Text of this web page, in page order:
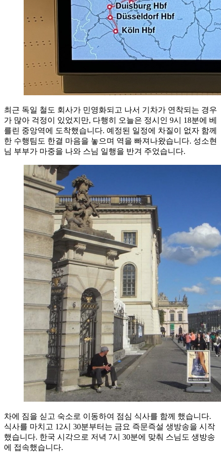
최근 독일 철도 회사가 민영화되고 나서 기차가 연착되는 경우
가 많아 걱정이 있었지만, 다행히 오늘은 정시인 9시 18분에 베
를린 중앙역에 도착했습니다. 예정된 일정에 차질이 없자 함께
한 수행팀도 한결 마음을 놓으며 역을 빠져나왔습니다. 성소현
님 부부가 마중을 나와 스님 일행을 반겨 주었습니다.
차에 짐을 싣고 숙소로 이동하여 점심 식사를 함께 했습니다.
식사를 마치고 12시 30분부터는 금요 즉문즉설 생방송을 시작
했습니다. 한국 시각으로 저녁 7시 30분에 맞춰 스님도 생방송
에 접속했습니다.